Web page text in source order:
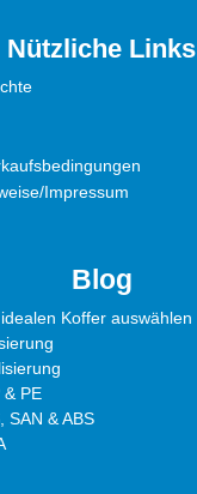
Nützliche Links
Impressum
Blog
Koffer auswählen
& PE
SAN & ABS